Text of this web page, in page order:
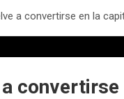
a convertirse en la